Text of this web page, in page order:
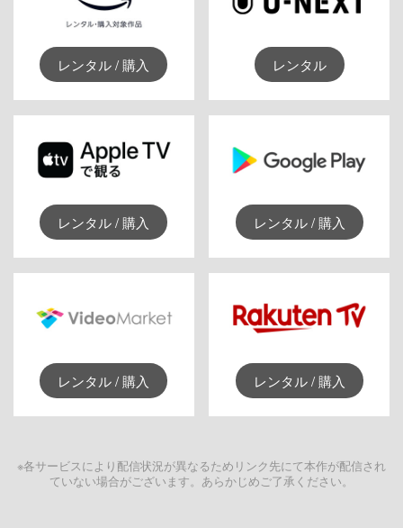
レンタル / 購入 レンタル
レンタル / 購入 レンタル / 購入
レンタル / 購入 レンタル / 購入
※各サービスにより配信状況が異なるためリンク先にて本作が配信され
ていない場合がございます。あらかじめご了承ください。